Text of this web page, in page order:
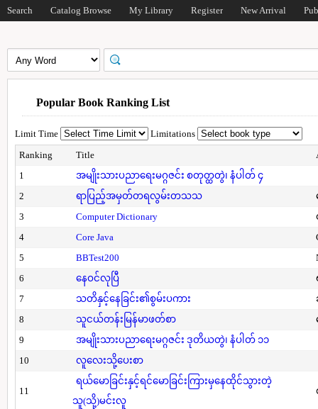
Search Catalog Browse My Library Register New Arrival
Popular Book Ranking List
Limit Time
Limitations
Ranking
Title
1
အမျိုးသားပညာရေးမဂ္ဂဇင်း စတုတ္ထတွဲ၊ နံပါတ် ၄
2
ရာပြည့်အမှတ်တရလွမ်းတသသ
3
Computer Dictionary
4
Core Java
5
BBTest200
6
နေဝင်လုပြီ
7
သတိနှင့်နေခြင်း၏စွမ်းပကား
8
သူငယ်တန်းမြန်မာဖတ်စာ
9
အမျိုးသားပညာရေးမဂ္ဂဇင်း ဒုတိယတွဲ၊ နံပါတ် ၁၁
10
လူလေးသို့ပေးစာ
11
ရယ်မောခြင်းနှင့်ရင်မောခြင်းကြားမှနေထိုင်သွားတဲ့
သူ(သို့)မင်းလူ